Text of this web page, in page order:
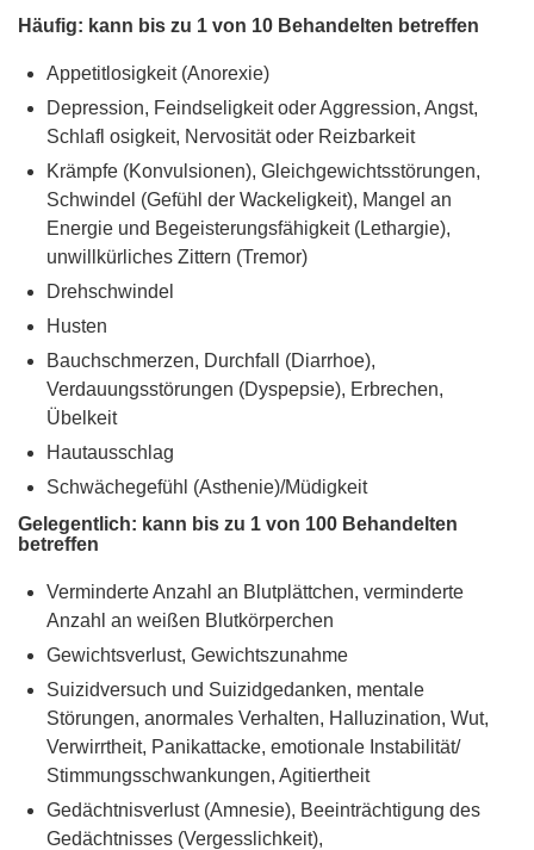
Häufig: kann bis zu 1 von 10 Behandelten betreffen
Appetitlosigkeit (Anorexie)
Depression, Feindseligkeit oder Aggression, Angst,
Schlafl osigkeit, Nervosität oder Reizbarkeit
Krämpfe (Konvulsionen), Gleichgewichtsstörungen,
Schwindel (Gefühl der Wackeligkeit), Mangel an
Energie und Begeisterungsfähigkeit (Lethargie),
unwillkürliches Zittern (Tremor)
Drehschwindel
Husten
Bauchschmerzen, Durchfall (Diarrhoe),
Verdauungsstörungen (Dyspepsie), Erbrechen,
Übelkeit
Hautausschlag
Schwächegefühl (Asthenie)/Müdigkeit
Gelegentlich: kann bis zu 1 von 100 Behandelten
betreffen
Verminderte Anzahl an Blutplättchen, verminderte
Anzahl an weißen Blutkörperchen
Gewichtsverlust, Gewichtszunahme
Suizidversuch und Suizidgedanken, mentale
Störungen, anormales Verhalten, Halluzination, Wut,
Verwirrtheit, Panikattacke, emotionale Instabilität/
Stimmungsschwankungen, Agitiertheit
Gedächtnisverlust (Amnesie), Beeinträchtigung des
Gedächtnisses (Vergesslichkeit),